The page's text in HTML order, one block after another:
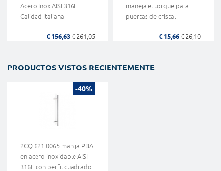
Acero Inox AISI 316L
Calidad Italiana
€ 156,63 € 261,05
maneja el torque para
puertas de cristal
€ 15,66 € 26,10
PRODUCTOS VISTOS RECIENTEMENTE
-40%
2CQ.621.0065 manija PBA
en acero inoxidable AISI
316L con perfil cuadrado